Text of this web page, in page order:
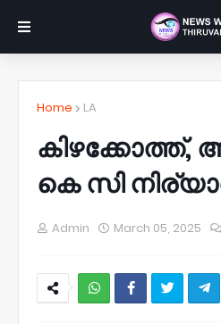
Home LA
കിഴക്കോത്ത്,
കെ സി
Admin March 05, 2025